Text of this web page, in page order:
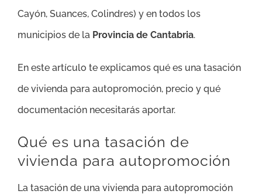
Cayón, Suances, Colindres) y en todos los
municipios de la Provincia de Cantabria.
En este artículo te explicamos qué es una tasación
de vivienda para autopromoción, precio y qué
documentación necesitarás aportar.
Qué es una tasación de
vivienda para autopromoción
La tasación de una vivienda para autopromoción